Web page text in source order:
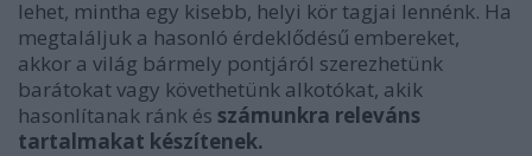
lehet, mintha egy kisebb, helyi kör tagjai lennénk. Ha
megtaláljuk a hasonló érdeklődésű embereket,
akkor a világ bármely pontjáról szerezhetünk
barátokat vagy követhetünk alkotókat, akik
hasonlítanak ránk és számunkra releváns
tartalmakat készítenek.